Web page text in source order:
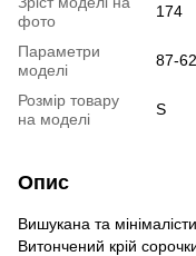
фото
174
Параметри
моделі
87-
Розмір товару
на моделі
S
Опис
Вишукана та
Витончений крій